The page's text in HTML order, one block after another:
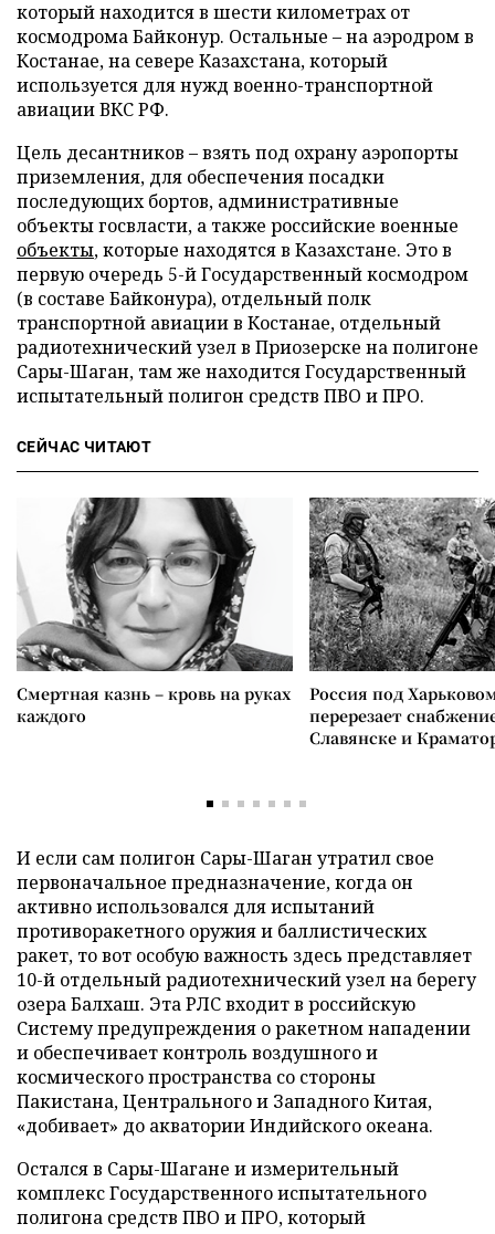
который находится в шести километрах от
космодрома Байконур. Остальные – на аэродром в
Костанае, на севере Казахстана, который
используется для нужд военно-транспортной
авиации ВКС РФ.
Цель десантников – взять под охрану аэропорты
приземления, для обеспечения посадки
последующих бортов, административные
объекты госвласти, а также российские военные
объекты, которые находятся в Казахстане. Это в
первую очередь 5-й Государственный космодром
(в составе Байконура), отдельный полк
транспортной авиации в Костанае, отдельный
радиотехнический узел в Приозерске на полигоне
Сары-Шаган, там же находится Государственный
испытательный полигон средств ПВО и ПРО.
СЕЙЧАС ЧИТАЮТ
Смертная казнь – кровь на руках
каждого
Россия под
перерезает
Славянске и
И если сам полигон Сары-Шаган утратил свое
первоначальное предназначение, когда он
активно использовался для испытаний
противоракетного оружия и баллистических
ракет, то вот особую важность здесь представляет
10-й отдельный радиотехнический узел на берегу
озера Балхаш. Эта РЛС входит в российскую
Систему предупреждения о ракетном нападении
и обеспечивает контроль воздушного и
космического пространства со стороны
Пакистана, Центрального и Западного Китая,
«добивает» до акватории Индийского океана.
Остался в Сары-Шагане и измерительный
комплекс Государственного испытательного
полигона средств ПВО и ПРО, который